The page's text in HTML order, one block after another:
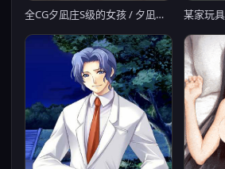
全CG夕凪庄S级的女孩 / 夕凪荘のS级の彼女たち 1+5G【20230315】